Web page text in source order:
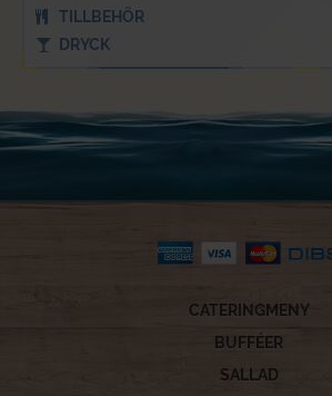
TILLBEHÖR
DRYCK
CATERINGMENY
BUFFÉER
SALLAD